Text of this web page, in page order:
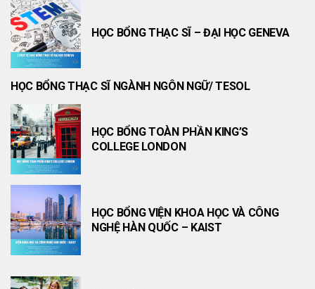
HỌC BỔNG THẠC SĨ – ĐẠI HỌC GENEVA
HỌC BỔNG THẠC SĨ NGÀNH NGÔN NGỮ/ TESOL
HỌC BỔNG TOÀN PHẦN KING’S
COLLEGE LONDON
HỌC BỔNG VIỆN KHOA HỌC VÀ CÔNG
NGHỆ HÀN QUỐC – KAIST